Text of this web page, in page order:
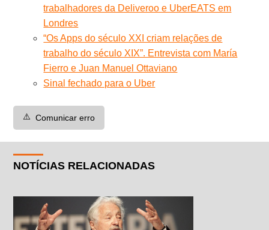
trabalhadores da Deliveroo e UberEATS em
Londres
“Os Apps do século XXI criam relações de
trabalho do século XIX”. Entrevista com María
Fierro e Juan Manuel Ottaviano
Sinal fechado para o Uber
⚠️ Comunicar erro
NOTÍCIAS RELACIONADAS